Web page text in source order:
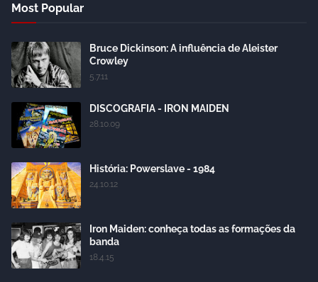
Most Popular
Bruce Dickinson: A influência de Aleister
Crowley
5.7.11
DISCOGRAFIA - IRON MAIDEN
28.10.09
História: Powerslave - 1984
24.10.12
Iron Maiden: conheça todas as formações da
banda
18.4.15